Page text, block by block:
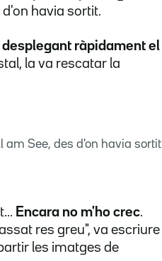
havia sortit.
desplegant ràpidament el
la va rescatar la
am See, des d'on havia sortit
Encara no m'ho crec.
res greu", va escriure
les imatges de